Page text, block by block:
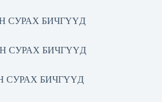
СУРАХ БИЧГҮҮД
СУРАХ БИЧГҮҮД
СУРАХ БИЧГҮҮД